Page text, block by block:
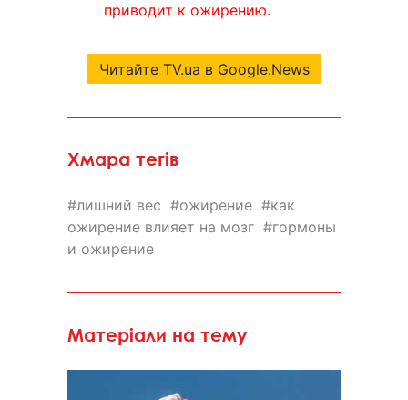
приводит к ожирению.
Читайте TV.ua в Google.News
Хмара тегів
лишний вес ожирение
как
ожирение влияет на мозг
гормоны
и ожирение
Матеріали на тему